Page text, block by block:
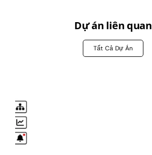
Dự án liên quan
Tất Cả Dự Án